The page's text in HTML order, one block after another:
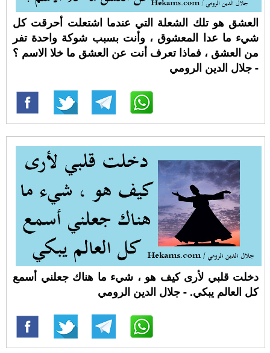
العشق هو تلك الشعلة التي عندما اشتعلت أحرقت كل
شيء ما عدا المعشوق ، وأنت بسبب شوكة واحدة تفر
من العشق ، فماذا تعرف أنت عن العشق ما خلا الاسم ؟
- جلال الدين الرومي
دخلت قلبي لأرى كيف هو ، شيء ما هناك جعلني أسمع
كل العالم يبكي. - جلال الدين الرومي